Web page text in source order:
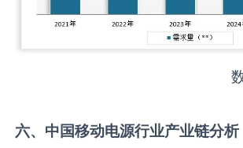
六、中国移动电源行业产业链分析